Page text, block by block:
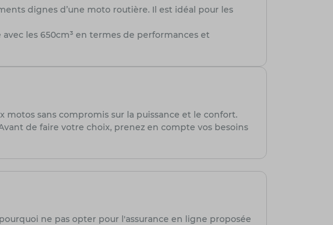
dignes d’une moto routière. Il est idéal pour les
les 650cm³ en termes de performances et
sans compromis sur la puissance et le confort.
de faire votre choix, prenez en compte vos besoins
ne pas opter pour l'assurance en ligne proposée